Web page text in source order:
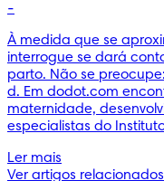
-
À medida que se
interrogue se dará
parto. Não se
d. Em dodot.com
maternidade,
especialistas do
Ler mais
Ver artigos relacionados